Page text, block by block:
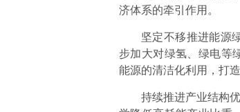
济体系的牵引作用。
坚定不移推进能源
步加大对绿氢、绿电等
能源的清洁化利用，打
持续推进产业结构